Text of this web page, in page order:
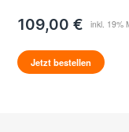
109,00 €
Jetzt bestellen